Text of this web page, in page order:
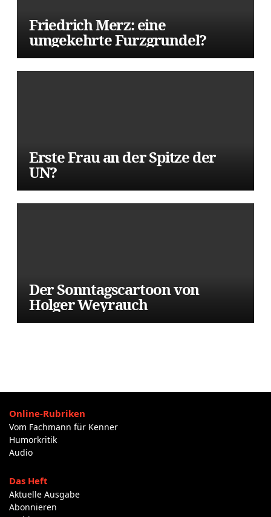
Friedrich Merz: eine
umgekehrte Furzgrundel?
Erste Frau an der Spitze der
UN?
Der Sonntagscartoon von
Holger Weyrauch
Online-Rubriken
Vom Fachmann für Kenner
Humorkritik
Audio
Das Heft
Aktuelle Ausgabe
Abonnieren